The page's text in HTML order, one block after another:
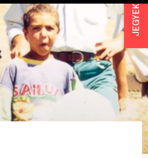
JEGYEK